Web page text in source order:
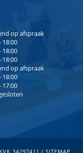
op afspraak
18:00
18:00
18:00
op afspraak
18:00
17:00
34297411 / SITEMAP